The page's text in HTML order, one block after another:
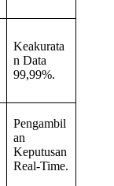
Keakurata
n Data
99,99%.
Pengambil
an
Keputusan
Real-Time.